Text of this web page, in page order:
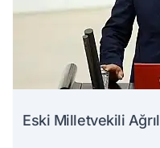
Eski Milletvekili